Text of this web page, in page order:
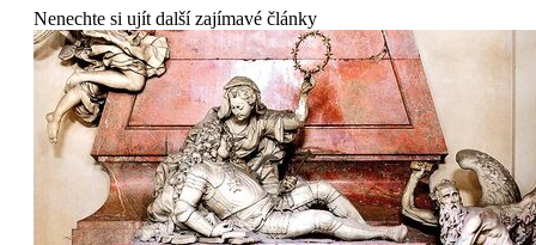
Nenechte si ujít další zajímavé články